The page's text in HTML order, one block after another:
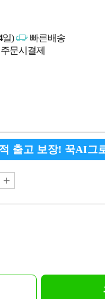
일)
빠른배송
문시결제
출고 보장! 꾹AI그